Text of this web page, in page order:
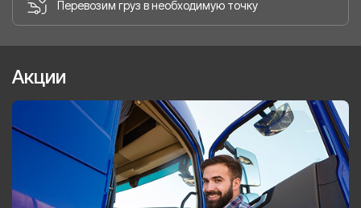
Перевозим груз в необходимую точку
Акции